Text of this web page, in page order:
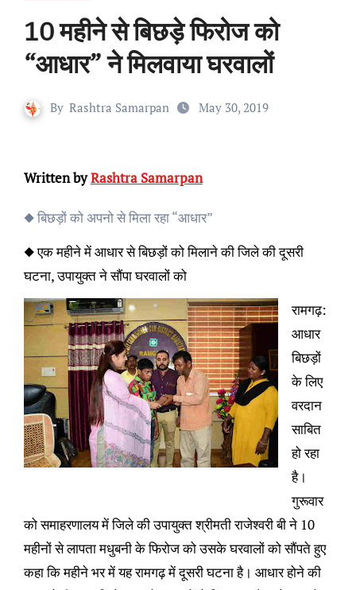
10 महीने से बिछड़े फिरोज को
“आधार” ने मिलवाया घरवालों
By Rashtra Samarpan May 30, 2019
Written byRashtra Samarpan
◆ बिछड़ों को अपनो से मिला रहा “आधार”
◆ एक महीने में आधार से बिछड़ों को मिलाने की जिले की दूसरी
घटना, उपायुक्त ने सौंपा घरवालों को
रामगढ़:
आधार
बिछड़ों
के लिए
वरदान
साबित
हो रहा
है।
गुरूवार
को समाहरणालय में जिले की उपायुक्त श्रीमती राजेश्वरी बी ने 10
महीनों से लापता मधुबनी के फिरोज को उसके घरवालों को सौंपते हुए
कहा कि महीने भर में यह रामगढ़ में दूसरी घटना है। आधार होने की